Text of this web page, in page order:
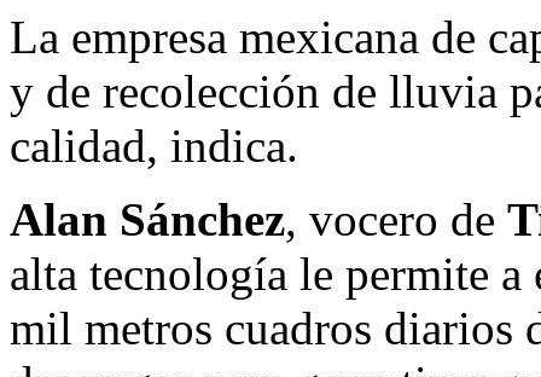
La empresa mexicana de
y de recolección de lluvia
calidad, indica.
Alan Sánchez, vocero de
alta tecnología le permite a
mil metros cuadros diarios